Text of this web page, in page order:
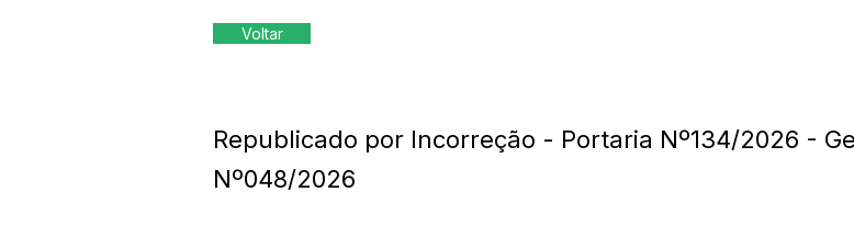
Voltar
Republicado por Incorreção - Portaria Nº134/2026 -
Nº048/2026